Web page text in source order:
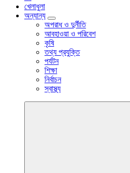
খেলাধুলা
অন্যান্য
অপরাধ ও দুর্নীতি
আবহাওয়া ও পরিবেশ
কৃষি
তথ্য প্রযুক্তি
পর্যটন
শিক্ষা
নির্বাচন
স্বাস্থ্য